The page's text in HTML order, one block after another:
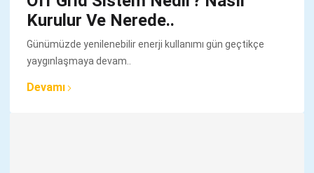
Kurulur Ve Nerede..
Günümüzde yenilenebilir enerji kullanımı gün geçtikçe
yaygınlaşmaya devam..
Devamı